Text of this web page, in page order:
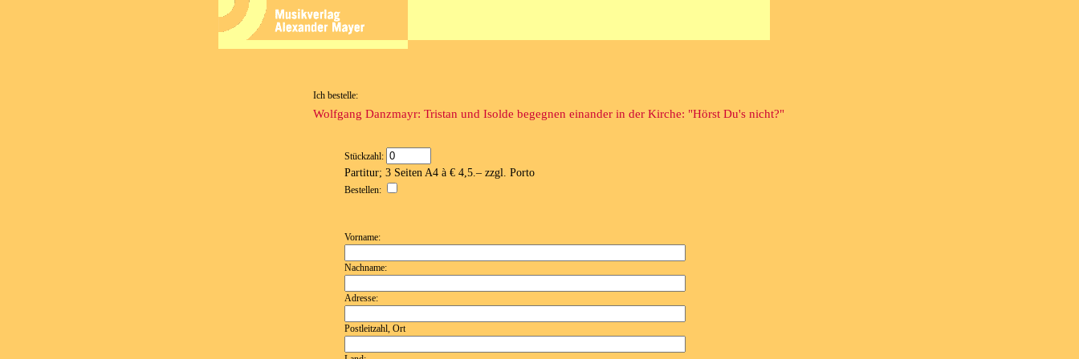
Ich bestelle:
Wolfgang Danzmayr: Tristan und Isolde begegnen einander in der Kirche: "Hörst Du's nicht?"
Stückzahl:
Partitur; 3 Seiten A4 à € 4,5.– zzgl. Porto
Bestellen:
Vorname:
Nachname:
Adresse:
Postleitzahl, Ort